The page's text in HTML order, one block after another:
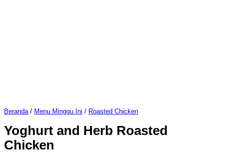
Beranda / Menu Minggu Ini / Roasted Chicken
Yoghurt and Herb Roasted
Chicken